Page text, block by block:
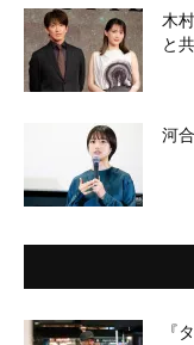
木
と
河
『